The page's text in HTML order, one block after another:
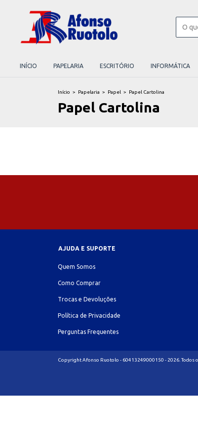
INÍCIO PAPELARIA ESCRITÓRIO INFORMÁTICA
Início > Papelaria > Papel > Papel Cartolina
Papel Cartolina
AJUDA E SUPORTE
Quem Somos
Como Comprar
Trocas e Devoluções
Política de Privacidade
Perguntas Frequentes
Copyright Afonso Ruotolo - 60413249000150 - 2026. Todos